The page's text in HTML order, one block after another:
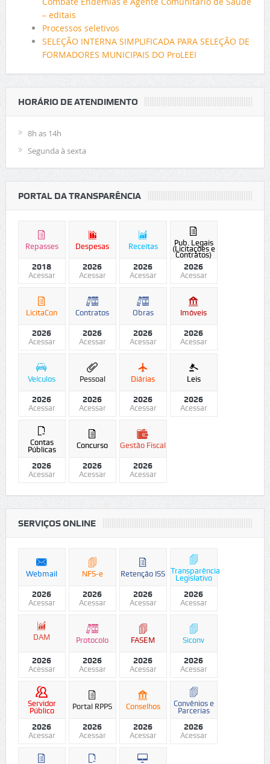
– editais
Processos seletivos
SELEÇÃO INTERNA SIMPLIFICADA PARA SELEÇÃO DE
FORMADORES MUNICIPAIS DO ProLEEI
HORÁRIO DE ATENDIMENTO
8h as 14h
Segunda à sexta
PORTAL DA TRANSPARÊNCIA
Repasses
2018
Acessar
Despesas
2026
Acessar
Receitas
2026
Acessar
Pub. Legais
(Licitações e
Contratos)
2026
Acessar
LicitaCon
2026
Acessar
Contratos
2026
Acessar
Obras
2026
Acessar
Imóveis
2026
Acessar
Veículos
2026
Acessar
Pessoal
2026
Acessar
Diárias
2026
Acessar
Leis
2026
Acessar
Contas
Públicas
2026
Acessar
Concurso
2026
Acessar
Gestão Fiscal
2026
Acessar
SERVIÇOS ONLINE
Webmail
2026
Acessar
NFS-e
2026
Acessar
Retenção ISS
2026
Acessar
Transparência
Legislativo
2026
Acessar
DAM
2026
Acessar
Protocolo
2026
Acessar
FASEM
2026
Acessar
Siconv
2026
Acessar
Servidor
Público
2026
Acessar
Portal RPPS
2026
Acessar
Conselhos
2026
Acessar
Convênios e
Parcerias
2026
Acessar